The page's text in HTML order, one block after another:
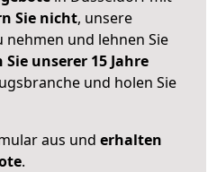
Sie nicht, unsere
nehmen und lehnen Sie
unserer 15 Jahre
und holen Sie
aus und erhalten
.